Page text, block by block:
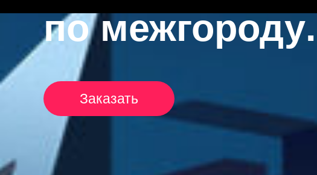
Заказать
по межгороду.